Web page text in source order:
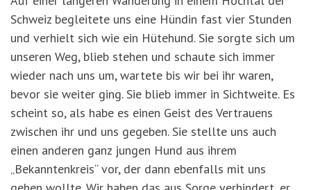
Schweiz begleitete uns eine Hündin fast vier Stunden
und verhielt sich wie ein Hütehund. Sie sorgte sich um
unseren Weg, blieb stehen und schaute sich immer
wieder nach uns um, wartete bis wir bei ihr waren,
bevor sie weiter ging. Sie blieb immer in Sichtweite. Es
scheint so, als habe es einen Geist des Vertrauens
zwischen ihr und uns gegeben. Sie stellte uns auch
einen anderen ganz jungen Hund aus ihrem
„Bekanntenkreis“ vor, der dann ebenfalls mit uns